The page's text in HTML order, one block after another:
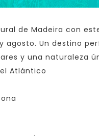
de Madeira con
agosto. Un destino
y una naturaleza
Atlántico